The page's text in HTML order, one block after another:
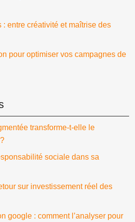
: entre créativité et maîtrise des
pour optimiser vos campagnes de
transforme-t-elle le
sociale dans sa
sur investissement réel des
google : comment l’analyser pour